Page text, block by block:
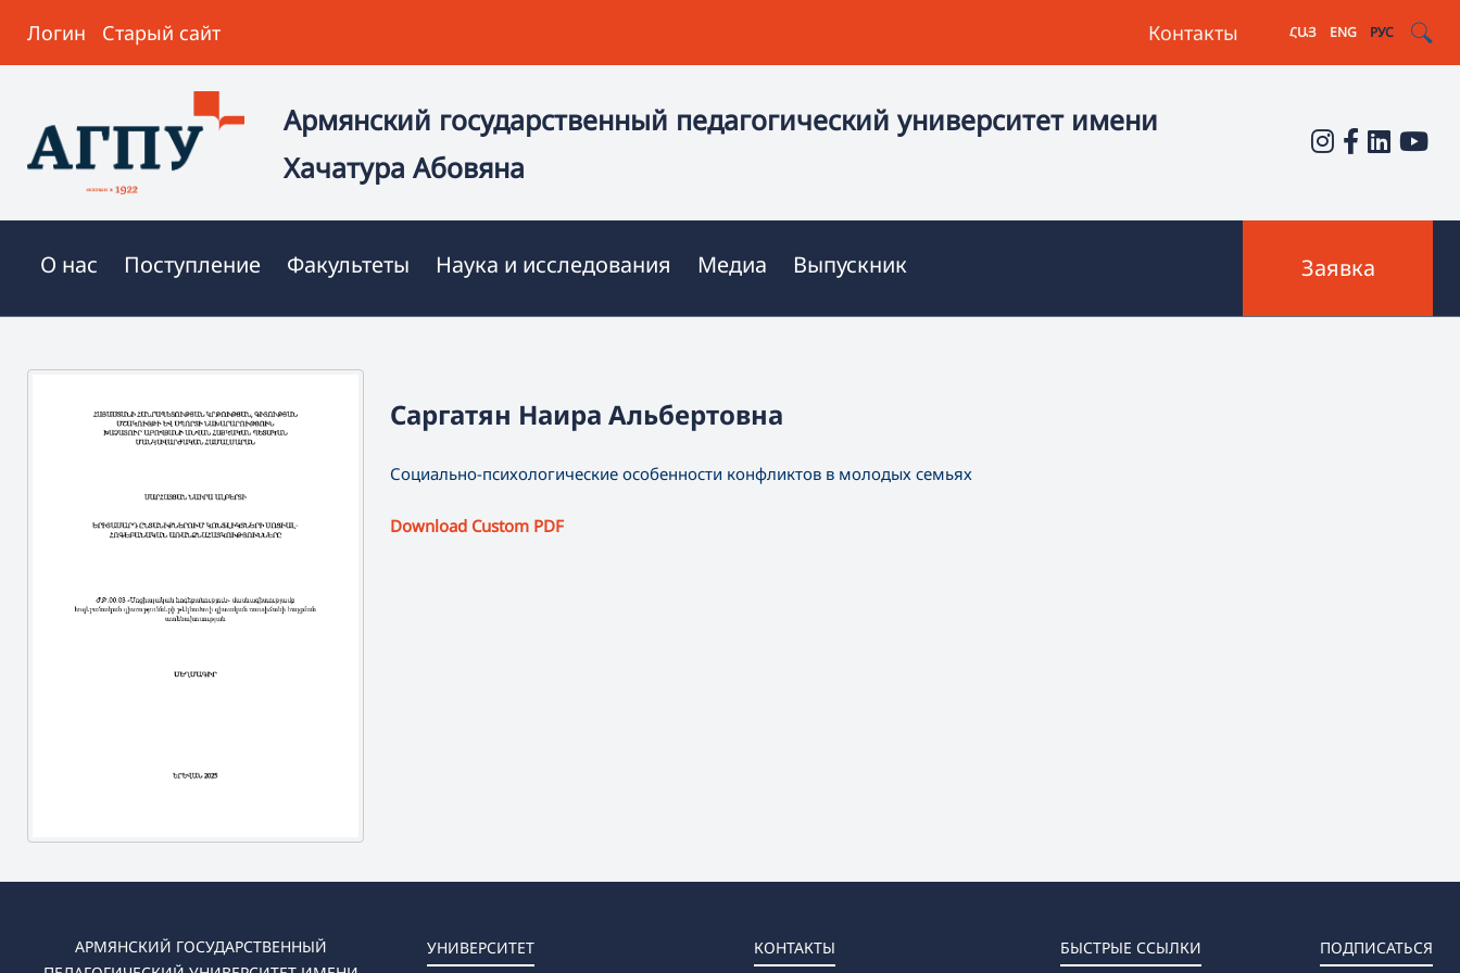
Логин Старый сайт Контакты ՀԱՅ ENG РУС
Армянский государственный педагогический университет имени
Хачатура Абовяна
О нас Поступление Факультеты Наука и исследования Медиа Выпускник Заявка
Саргатян Наира Альбертовна
Социально-психологические особенности конфликтов в молодых семьях
Download Custom PDF
АРМЯНСКИЙ ГОСУДАРСТВЕННЫЙ
УНИВЕРСИТЕТ КОНТАКТЫ БЫСТРЫЕ ССЫЛКИ ПОДПИСАТЬСЯ